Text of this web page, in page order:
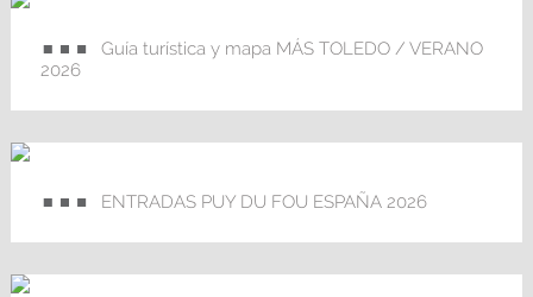
Guía turística y mapa MÁS TOLEDO / VERANO
2026
ENTRADAS PUY DU FOU ESPAÑA 2026